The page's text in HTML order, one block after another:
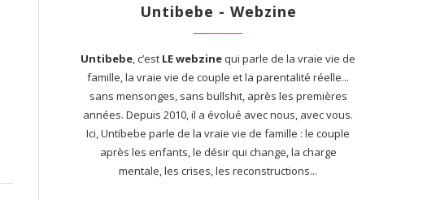
Untibebe - Webzine
Untibebe, c’est LE webzinequi parle de la vraie vie de
famille, la vraie vie de couple et la parentalité réelle...
sans mensonges, sans bullshit, après les premières
années. Depuis 2010, il a évolué avec nous, avec vous.
Ici, Untibebe parle de la vraie vie de famille : le couple
après les enfants, le désir qui change, la charge
mentale, les crises, les reconstructions...